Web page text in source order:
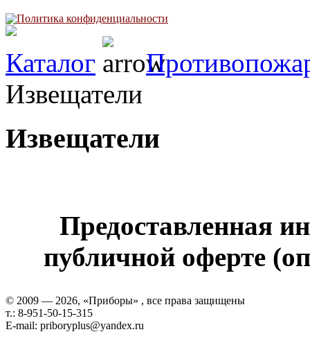
Политика конфиденциальности
Каталог
Извещатели
Извещатели
Предоставленная
публичной оферте
© 2009 — 2026, «Приборы» , все права защищены
т.: 8-951-50-15-315
E-mail: priboryplus@yandex.ru